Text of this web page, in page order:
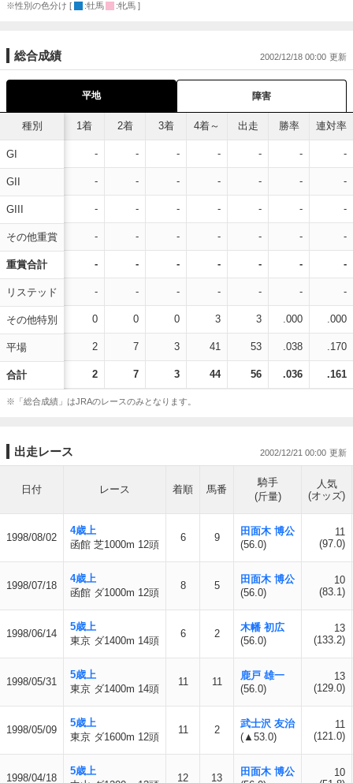
※性別の色分け [ :牡馬 :牝馬 ]
総合成績 2002/12/18 00:00
平地 障害
種別
GI
GII
GIII
その他重賞
重賞合計
リステッド
その他特別
平場
合計
1着 2着 3着 4着～ 出走 勝率 連対率
- - - - - - -
- - - - - - -
- - - - - - -
- - - - - - -
- - - - - - -
- - - - - - -
0 0 0 3 3 .000 .000
2 7 3 41 53 .038 .170
2 7 3 44 56 .036 .161
※「総合成績」はJRAのレースのみとなります。
出走レース 2002/12/21 00:00
日付 レース 着順 馬番
騎手
(斤量)
人気
(オッズ)
1998/08/02
4歳上
函館 芝1000m 12頭
6 9
田面木 博公
(56.0)
11
(97.0)
1998/07/18
4歳上
函館 ダ1000m 12頭
8 5
田面木 博公
(56.0)
10
(83.1)
1998/06/14
5歳上
東京 ダ1400m 14頭
6 2
木幡 初広
(56.0)
13
(133.2)
1998/05/31
5歳上
東京 ダ1400m 14頭
11 11
鹿戸 雄一
(56.0)
13
(129.0)
1998/05/09
5歳上
東京 ダ1600m 12頭
11 2
武士沢 友治
(▲53.0)
11
(121.0)
1998/04/18
5歳上
12 13
田面木 博公
10